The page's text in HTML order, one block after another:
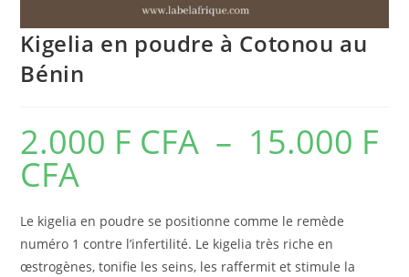
Kigelia en poudre à Cotonou au
Bénin
2.000 F CFA – 15.000 F
CFAprix :
CFA
à
15.000 F
CFA
Le kigelia en poudre se positionne comme le remède
numéro 1 contre l’infertilité. Le kigelia très riche en
œstrogènes, tonifie les seins, les raffermit et stimule la